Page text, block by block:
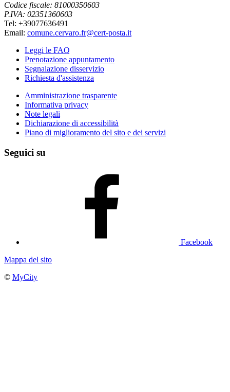
Codice fiscale: 81000350603
P.IVA: 02351360603
Tel: +39077636491
Email: comune.cervaro.fr@cert-posta.it
Leggi le FAQ
Prenotazione appuntamento
Segnalazione disservizio
Richiesta d'assistenza
Amministrazione trasparente
Informativa privacy
Note legali
Dichiarazione di accessibilità
Piano di miglioramento del sito e dei servizi
Seguici su
Facebook
Mappa del sito
© MyCity